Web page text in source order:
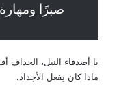
صبرًا
يا أصدقاء النيل، الحداف
ماذا كان يفعل الأجداد.